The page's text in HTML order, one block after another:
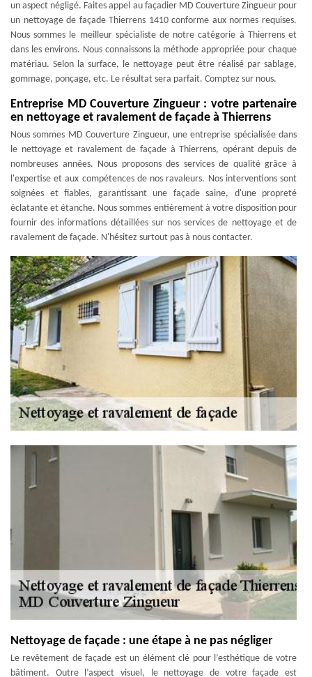
un aspect négligé. Faites appel au façadier MD Couverture Zingueur pour
un nettoyage de façade Thierrens 1410 conforme aux normes requises.
Nous sommes le meilleur spécialiste de notre catégorie à Thierrens et
dans les environs. Nous connaissons la méthode appropriée pour chaque
matériau. Selon la surface, le nettoyage peut être réalisé par sablage,
gommage, ponçage, etc. Le résultat sera parfait. Comptez sur nous.
Entreprise MD Couverture Zingueur : votre partenaire
en nettoyage et ravalement de façade à Thierrens
Nous sommes MD Couverture Zingueur, une entreprise spécialisée dans
le nettoyage et ravalement de façade à Thierrens, opérant depuis de
nombreuses années. Nous proposons des services de qualité grâce à
l'expertise et aux compétences de nos ravaleurs. Nos interventions sont
soignées et fiables, garantissant une façade saine, d'une propreté
éclatante et étanche. Nous sommes entièrement à votre disposition pour
fournir des informations détaillées sur nos services de nettoyage et de
ravalement de façade. N'hésitez surtout pas à nous contacter.
Nettoyage de façade : une étape à ne pas négliger
Le revêtement de façade est un élément clé pour l’esthétique de votre
bâtiment. Outre l’aspect visuel, le nettoyage de votre façade est